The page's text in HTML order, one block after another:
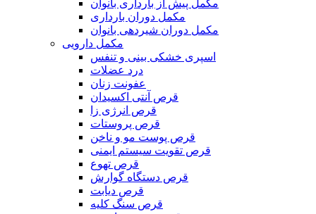
مکمل پیش از بارداری بانوان
مکمل دوران بارداری
مکمل دوران شیردهی بانوان
مکمل دارویی
اسپری خشکی بینی و تنفس
درد عضلات
عفونت زنان
قرص آنتی اکسیدان
قرص انرژی زا
قرص پروستات
قرص پوست مو و ناخن
قرص تقویت سیستم ایمنی
قرص تهوع
قرص دستگاه گوارش
قرص دیابت
قرص سنگ کلیه